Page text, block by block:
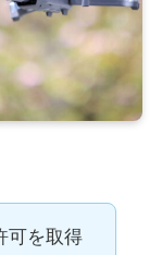
可を取得